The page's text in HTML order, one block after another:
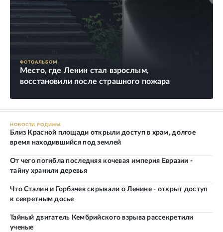
ФОТОАЛЬБОМ
Место, где Ленин стал взрослым,
восстановили после страшного пожара
НОВОСТИ РОДИНЫ
Близ Красной площади открыли доступ в храм, долгое
время находившийся под землей
От чего погибла последняя кочевая империя Евразии -
тайну хранили деревья
Что Сталин и Горбачев скрывали о Ленине - открыт доступ
к секретным досье
Тайный двигатель Кембрийского взрыва рассекретили
ученые